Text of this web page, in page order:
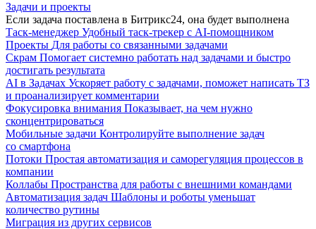
Задачи и проекты
Если задача поставлена в Битрикс24, она будет выполнена
Таск-менеджер Удобный таск-трекер с AI-помощником
Проекты Для работы со связанными задачами
Скрам Помогает системно работать над задачами и быстро
достигать результата
AI в Задачах Ускоряет работу с задачами, поможет написать ТЗ
и проанализирует комментарии
Фокусировка внимания Показывает, на чем нужно
сконцентрироваться
Мобильные задачи Контролируйте выполнение задач
со смартфона
Потоки Простая автоматизация и саморегуляция процессов в
компании
Коллабы Пространства для работы с внешними командами
Автоматизация задач Шаблоны и роботы уменьшат
количество рутины
Миграция из других сервисов